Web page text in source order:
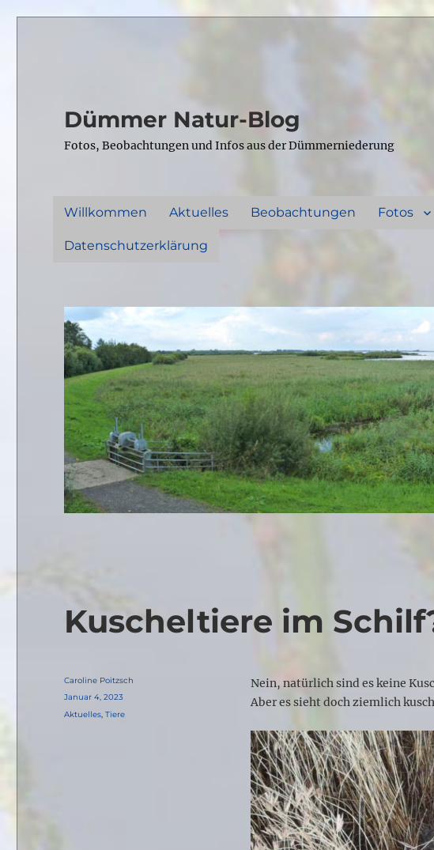
Dümmer Natur-Blog
Fotos, Beobachtungen und Infos aus der Dümmerniederung
Willkommen Aktuelles Beobachtungen Fotos
Datenschutzerklärung
Kuscheltiere im
Nein, natürlich sind es keine
Aber es sieht doch ziemlich
Autor
Caroline Poitzsch
Veröffentlicht
am
Januar 4, 2023
Kategorien
Aktuelles,Tiere